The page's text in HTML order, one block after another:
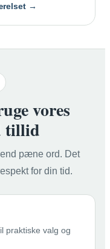
→
vores
tillid
pæne ord. Det
for din tid.
praktiske valg og